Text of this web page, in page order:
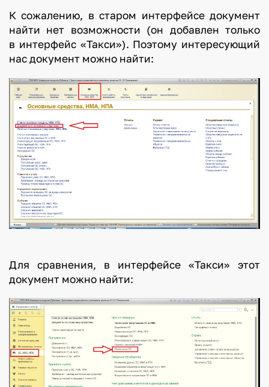
К сожалению, в старом интерфейсе документ
найти нет возможности (он добавлен только
в интерфейс «Такси»). Поэтому интересующий
нас документ можно найти:
Для сравнения, в интерфейсе «Такси» этот
документ можно найти: